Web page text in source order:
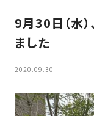
の
お
へ
詳
の
家
く
9月30日（水
ました
2020.09.30